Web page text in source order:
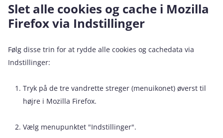
Slet alle cookies og cache i Mozilla
Firefox via Indstillinger
Følg disse trin for at rydde alle cookies og cachedata via
Indstillinger:
Tryk på de tre vandrette streger (menuikonet) øverst til
højre i Mozilla Firefox.
Vælg menupunktet "Indstillinger".